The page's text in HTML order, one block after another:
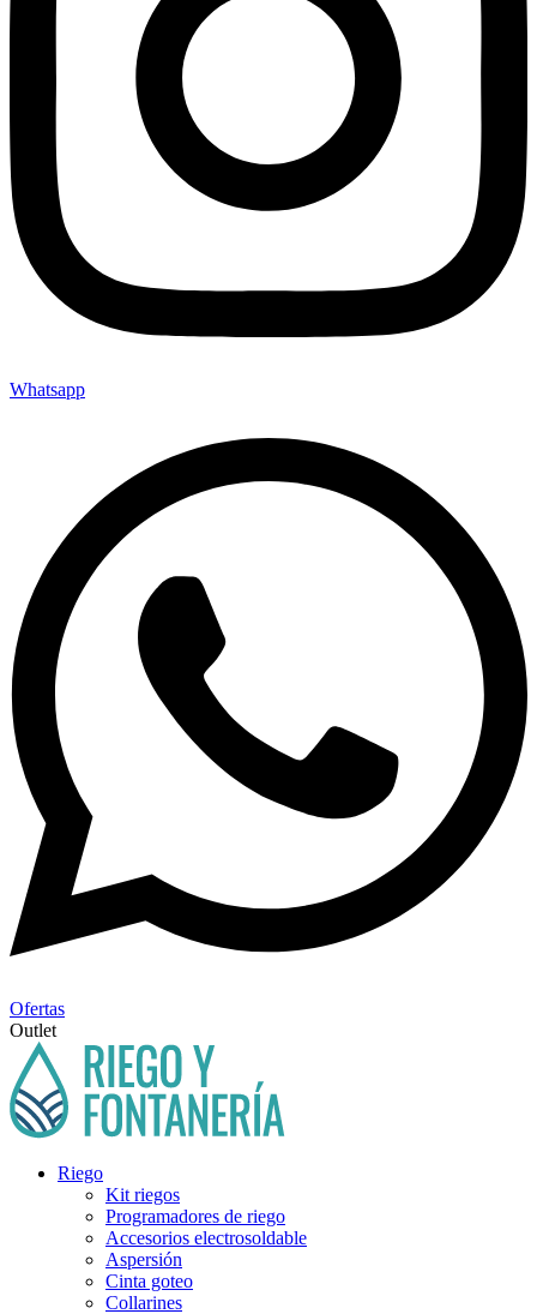
Whatsapp
Ofertas
Outlet
Riego
Kit riegos
Programadores de riego
Accesorios electrosoldable
Aspersión
Cinta goteo
Collarines